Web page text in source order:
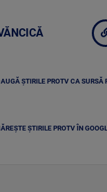
ȘTIRILE PROTV CA SURSĂ
ȘTIRILE PROTV ÎN